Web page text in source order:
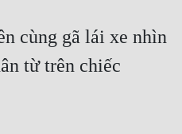
cùng gã lái xe nhìn
từ trên chiếc